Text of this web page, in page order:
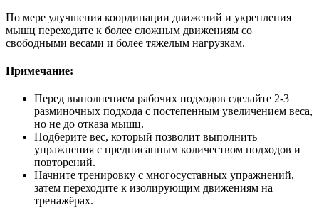
По мере улучшения координации движений и укрепления
мышц переходите к более сложным движениям со
свободными весами и более тяжелым нагрузкам.
Примечание:
Перед выполнением рабочих подходов сделайте 2-3
разминочных подхода с постепенным увеличением веса,
но не до отказа мышц.
Подберите вес, который позволит выполнить
упражнения с предписанным количеством подходов и
повторений.
Начните тренировку с многосуставных упражнений,
затем переходите к изолирующим движениям на
тренажёрах.